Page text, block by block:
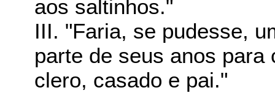
aos saltinhos."
III. "Faria, se pudesse,
parte de seus anos
clero, casado e pai."